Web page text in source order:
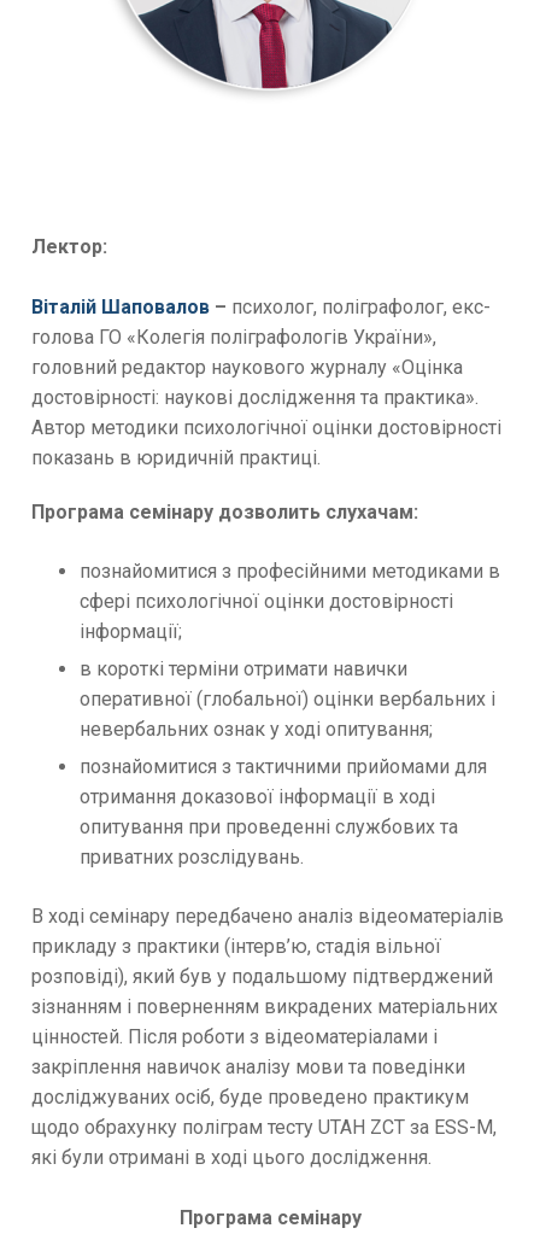
Лектор:
Віталій Шаповалов – психолог, поліграфолог, екс-
голова ГО «Колегія поліграфологів України»,
головний редактор наукового журналу «Оцінка
достовірності: наукові дослідження та практика».
Автор методики психологічної оцінки достовірності
показань в юридичній практиці.
Програма семінару дозволить слухачам:
познайомитися з професійними методиками в
сфері психологічної оцінки достовірності
інформації;
в короткі терміни отримати навички
оперативної (глобальної) оцінки вербальних і
невербальних ознак у ході опитування;
познайомитися з тактичними прийомами для
отримання доказової інформації в ході
опитування при проведенні службових та
приватних розслідувань.
В ході семінару передбачено аналіз відеоматеріалів
прикладу з практики (інтерв’ю, стадія вільної
розповіді), який був у подальшому підтверджений
зізнанням і поверненням викрадених матеріальних
цінностей. Після роботи з відеоматеріалами і
закріплення навичок аналізу мови та поведінки
досліджуваних осіб, буде проведено практикум
щодо обрахунку поліграм тесту UTAH ZCT за ESS-M,
які були отримані в ході цього дослідження.
Програма семінару